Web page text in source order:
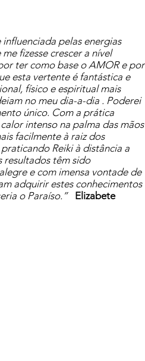
pelas energias
fizesse crescer a nível
ter como base o AMOR e por
esta vertente é fantástica e
físico e espiritual mais
no meu dia-a-dia . Poderei
único. Com a prática
intenso na palma das mãos
facilmente à raiz dos
Reiki à distância a
resultados têm sido
e com imensa vontade de
adquirir estes conhecimentos
o Paraíso.” Elizabete